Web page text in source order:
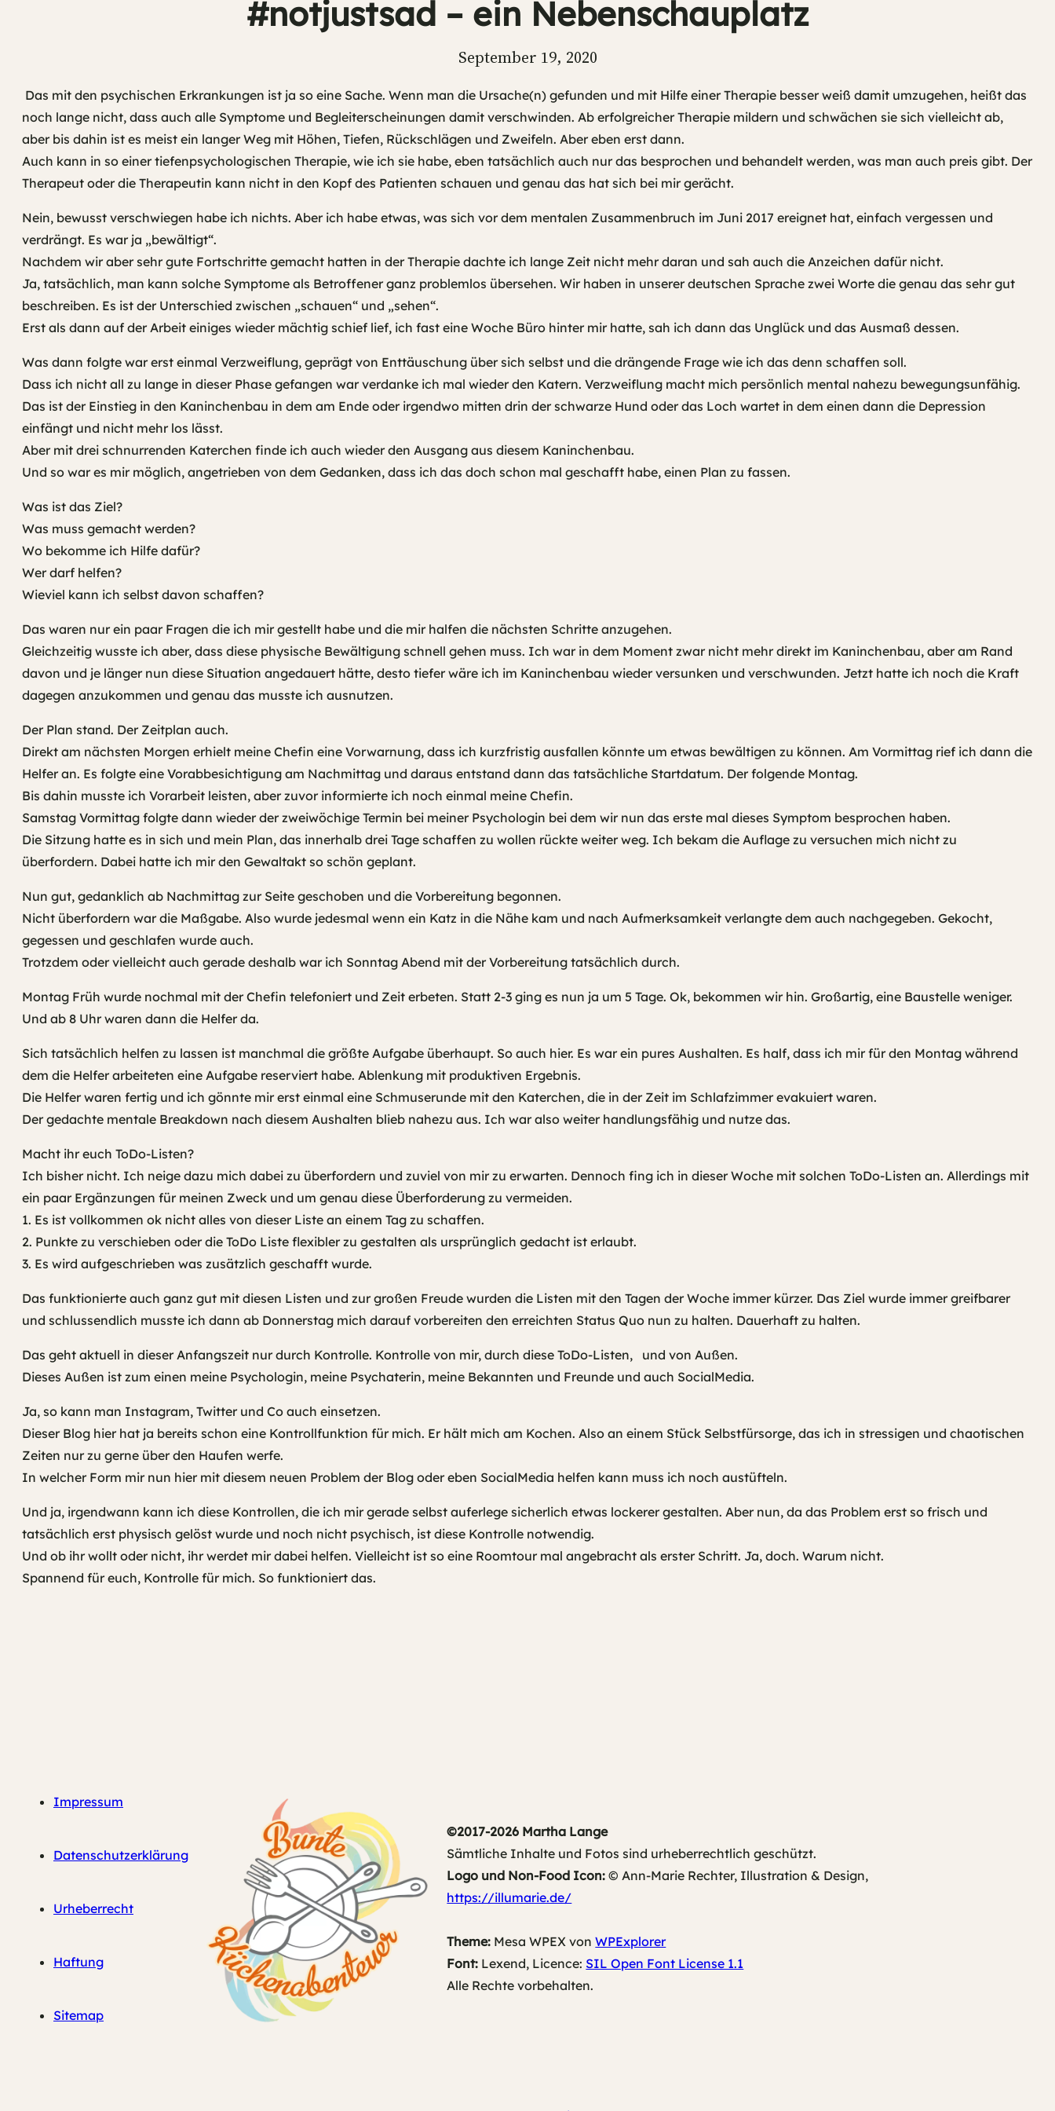
#notjustsad – ein Nebenschauplatz
September 19, 2020
Das mit den psychischen Erkrankungen ist ja so eine Sache. Wenn man die Ursache(n) gefunden und mit Hilfe einer Therapie besser weiß damit umzugehen, heißt das
noch lange nicht, dass auch alle Symptome und Begleiterscheinungen damit verschwinden. Ab erfolgreicher Therapie mildern und schwächen sie sich vielleicht ab,
aber bis dahin ist es meist ein langer Weg mit Höhen, Tiefen, Rückschlägen und Zweifeln. Aber eben erst dann.
Auch kann in so einer tiefenpsychologischen Therapie, wie ich sie habe, eben tatsächlich auch nur das besprochen und behandelt werden, was man auch preis gibt. Der
Therapeut oder die Therapeutin kann nicht in den Kopf des Patienten schauen und genau das hat sich bei mir gerächt.
Nein, bewusst verschwiegen habe ich nichts. Aber ich habe etwas, was sich vor dem mentalen Zusammenbruch im Juni 2017 ereignet hat, einfach vergessen und
verdrängt. Es war ja „bewältigt“.
Nachdem wir aber sehr gute Fortschritte gemacht hatten in der Therapie dachte ich lange Zeit nicht mehr daran und sah auch die Anzeichen dafür nicht.
Ja, tatsächlich, man kann solche Symptome als Betroffener ganz problemlos übersehen. Wir haben in unserer deutschen Sprache zwei Worte die genau das sehr gut
beschreiben. Es ist der Unterschied zwischen „schauen“ und „sehen“.
Erst als dann auf der Arbeit einiges wieder mächtig schief lief, ich fast eine Woche Büro hinter mir hatte, sah ich dann das Unglück und das Ausmaß dessen.
Was dann folgte war erst einmal Verzweiflung, geprägt von Enttäuschung über sich selbst und die drängende Frage wie ich das denn schaffen soll.
Dass ich nicht all zu lange in dieser Phase gefangen war verdanke ich mal wieder den Katern. Verzweiflung macht mich persönlich mental nahezu bewegungsunfähig.
Das ist der Einstieg in den Kaninchenbau in dem am Ende oder irgendwo mitten drin der schwarze Hund oder das Loch wartet in dem einen dann die Depression
einfängt und nicht mehr los lässt.
Aber mit drei schnurrenden Katerchen finde ich auch wieder den Ausgang aus diesem Kaninchenbau.
Und so war es mir möglich, angetrieben von dem Gedanken, dass ich das doch schon mal geschafft habe, einen Plan zu fassen.
Was ist das Ziel?
Was muss gemacht werden?
Wo bekomme ich Hilfe dafür?
Wer darf helfen?
Wieviel kann ich selbst davon schaffen?
Das waren nur ein paar Fragen die ich mir gestellt habe und die mir halfen die nächsten Schritte anzugehen.
Gleichzeitig wusste ich aber, dass diese physische Bewältigung schnell gehen muss. Ich war in dem Moment zwar nicht mehr direkt im Kaninchenbau, aber am Rand
davon und je länger nun diese Situation angedauert hätte, desto tiefer wäre ich im Kaninchenbau wieder versunken und verschwunden. Jetzt hatte ich noch die Kraft
dagegen anzukommen und genau das musste ich ausnutzen.
Der Plan stand. Der Zeitplan auch.
Direkt am nächsten Morgen erhielt meine Chefin eine Vorwarnung, dass ich kurzfristig ausfallen könnte um etwas bewältigen zu können. Am Vormittag rief ich dann die
Helfer an. Es folgte eine Vorabbesichtigung am Nachmittag und daraus entstand dann das tatsächliche Startdatum. Der folgende Montag.
Bis dahin musste ich Vorarbeit leisten, aber zuvor informierte ich noch einmal meine Chefin.
Samstag Vormittag folgte dann wieder der zweiwöchige Termin bei meiner Psychologin bei dem wir nun das erste mal dieses Symptom besprochen haben.
Die Sitzung hatte es in sich und mein Plan, das innerhalb drei Tage schaffen zu wollen rückte weiter weg. Ich bekam die Auflage zu versuchen mich nicht zu
überfordern. Dabei hatte ich mir den Gewaltakt so schön geplant.
Nun gut, gedanklich ab Nachmittag zur Seite geschoben und die Vorbereitung begonnen.
Nicht überfordern war die Maßgabe. Also wurde jedesmal wenn ein Katz in die Nähe kam und nach Aufmerksamkeit verlangte dem auch nachgegeben. Gekocht,
gegessen und geschlafen wurde auch.
Trotzdem oder vielleicht auch gerade deshalb war ich Sonntag Abend mit der Vorbereitung tatsächlich durch.
Montag Früh wurde nochmal mit der Chefin telefoniert und Zeit erbeten. Statt 2-3 ging es nun ja um 5 Tage. Ok, bekommen wir hin. Großartig, eine Baustelle weniger.
Und ab 8 Uhr waren dann die Helfer da.
Sich tatsächlich helfen zu lassen ist manchmal die größte Aufgabe überhaupt. So auch hier. Es war ein pures Aushalten. Es half, dass ich mir für den Montag während
dem die Helfer arbeiteten eine Aufgabe reserviert habe. Ablenkung mit produktiven Ergebnis.
Die Helfer waren fertig und ich gönnte mir erst einmal eine Schmuserunde mit den Katerchen, die in der Zeit im Schlafzimmer evakuiert waren.
Der gedachte mentale Breakdown nach diesem Aushalten blieb nahezu aus. Ich war also weiter handlungsfähig und nutze das.
Macht ihr euch ToDo-Listen?
Ich bisher nicht. Ich neige dazu mich dabei zu überfordern und zuviel von mir zu erwarten. Dennoch fing ich in dieser Woche mit solchen ToDo-Listen an. Allerdings mit
ein paar Ergänzungen für meinen Zweck und um genau diese Überforderung zu vermeiden.
1. Es ist vollkommen ok nicht alles von dieser Liste an einem Tag zu schaffen.
2. Punkte zu verschieben oder die ToDo Liste flexibler zu gestalten als ursprünglich gedacht ist erlaubt.
3. Es wird aufgeschrieben was zusätzlich geschafft wurde.
Das funktionierte auch ganz gut mit diesen Listen und zur großen Freude wurden die Listen mit den Tagen der Woche immer kürzer. Das Ziel wurde immer greifbarer
und schlussendlich musste ich dann ab Donnerstag mich darauf vorbereiten den erreichten Status Quo nun zu halten. Dauerhaft zu halten.
Das geht aktuell in dieser Anfangszeit nur durch Kontrolle. Kontrolle von mir, durch diese ToDo-Listen, und von Außen.
Dieses Außen ist zum einen meine Psychologin, meine Psychaterin, meine Bekannten und Freunde und auch SocialMedia.
Ja, so kann man Instagram, Twitter und Co auch einsetzen.
Dieser Blog hier hat ja bereits schon eine Kontrollfunktion für mich. Er hält mich am Kochen. Also an einem Stück Selbstfürsorge, das ich in stressigen und chaotischen
Zeiten nur zu gerne über den Haufen werfe.
In welcher Form mir nun hier mit diesem neuen Problem der Blog oder eben SocialMedia helfen kann muss ich noch austüfteln.
Und ja, irgendwann kann ich diese Kontrollen, die ich mir gerade selbst auferlege sicherlich etwas lockerer gestalten. Aber nun, da das Problem erst so frisch und
tatsächlich erst physisch gelöst wurde und noch nicht psychisch, ist diese Kontrolle notwendig.
Und ob ihr wollt oder nicht, ihr werdet mir dabei helfen. Vielleicht ist so eine Roomtour mal angebracht als erster Schritt. Ja, doch. Warum nicht.
Spannend für euch, Kontrolle für mich. So funktioniert das.
Impressum
Datenschutzerklärung
Urheberrecht
Haftung
Sitemap
©2017-2026 Martha Lange
Sämtliche Inhalte und Fotos sind urheberrechtlich geschützt.
Logo und Non-Food Icon: © Ann-Marie Rechter, Illustration & Design,
https://illumarie.de/
Theme: Mesa WPEX vonWPExplorer
Font: Lexend, Licence: SIL Open Font License 1.1
Alle Rechte vorbehalten.